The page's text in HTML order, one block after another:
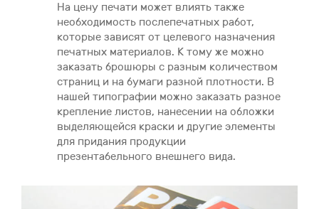
На цену печати может влиять также
необходимость послепечатных работ,
которые зависят от целевого назначения
печатных материалов. К тому же можно
заказать брошюры с разным количеством
страниц и на бумаги разной плотности. В
нашей типографии можно заказать разное
крепление листов, нанесении на обложки
выделяющейся краски и другие элементы
для придания продукции
презентабельного внешнего вида.